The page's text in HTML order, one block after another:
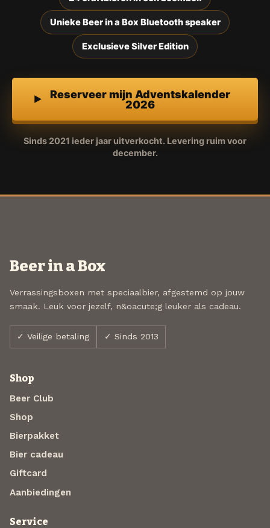
Unieke Beer in a Box Bluetooth speaker
Exclusieve Silver Edition
Reserveer mijn Adventskalender
2026
Sinds 2021 ieder jaar uitverkocht. Levering ruim voor
december.
Beer in a Box
Verrassingsboxen met speciaalbier, afgestemd op jouw
smaak. Leuk voor jezelf, n&oacute;g leuker als cadeau.
✓ Veilige betaling ✓ Sinds 2013
Shop
Beer Club
Shop
Bierpakket
Bier cadeau
Giftcard
Aanbiedingen
Service